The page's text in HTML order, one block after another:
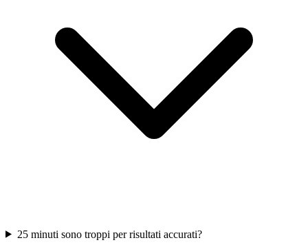
25 minuti sono troppi per risultati accurati?